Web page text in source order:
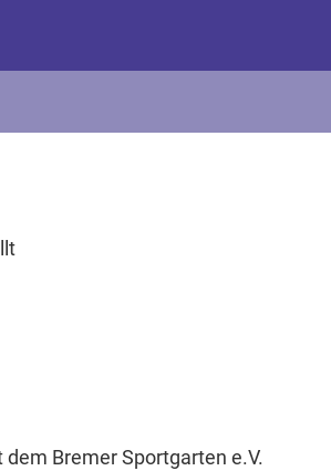
Bremer Sportgarten e.V.